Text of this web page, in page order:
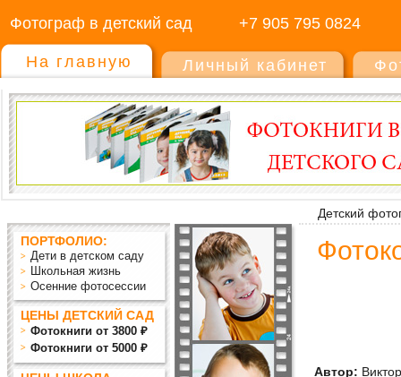
Фотограф в детский сад +7 905 795 0824
На главную Личный кабинет
Детский
ПОРТФОЛИО:
Дети в детском саду
Школьная жизнь
Осенние фотосессии
ЦЕНЫ ДЕТСКИЙ САД
Фотокниги от 3800 ₽
Фотокниги от 5000 ₽
Автор: